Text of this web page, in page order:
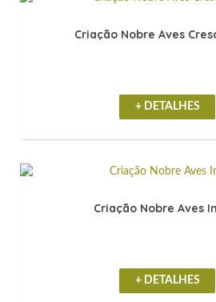
Criação Nobre Aves
+ DETALHES
Criação Nobre Aves
+ DETALHES